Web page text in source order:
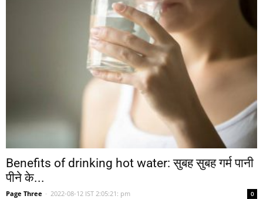
Benefits of drinking hot water: सुबह सुबह गर्म पानी
पीने के...
Page Three - 2022-08-12 IST 2:05:21: pm 0